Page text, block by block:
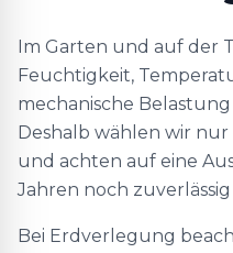
Im Garten und auf der
Feuchtigkeit,
mechanische
Deshalb wählen wir
und achten auf eine
Jahren noch zuverlässig
Bei Erdverlegung